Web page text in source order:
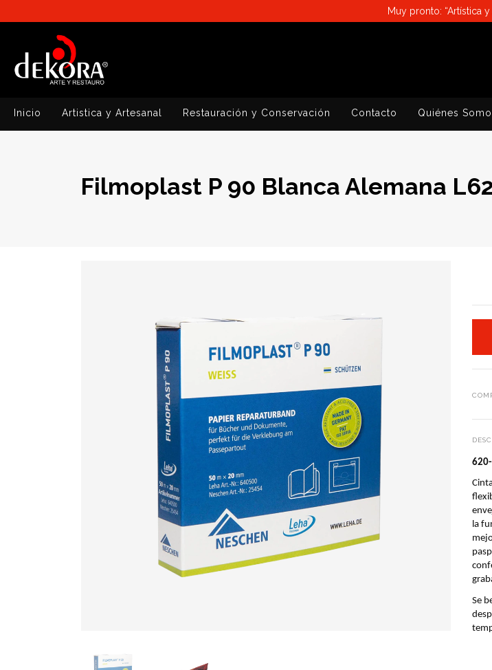
Muy pronto: “Artística y
Inicio Artistica y Artesanal Restauración y Conservación Contacto Quiénes
Filmoplast P 90 Blanca Alemana
la
Se